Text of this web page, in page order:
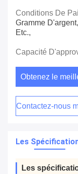
Conditions De
Gramme
Etc.,
Capacité
Obtenez le
Contactez-nous
Les
Les